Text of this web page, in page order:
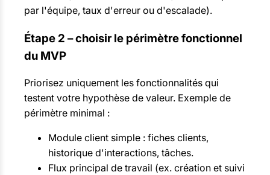
par l'équipe, taux d'erreur ou d'escalade).
Étape 2 – choisir le périmètre fonctionnel
du MVP
Priorisez uniquement les fonctionnalités qui
testent votre hypothèse de valeur. Exemple de
périmètre minimal :
Module client simple : fiches clients,
historique d'interactions, tâches.
Flux principal de travail (ex. création et suivi